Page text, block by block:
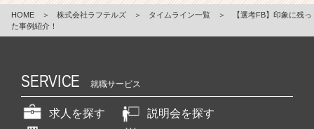
HOME ＞ 株式会社ラフテルズ ＞ タイムライン一覧 ＞
【選考FB】印象に残っ
た事例紹介！
SERVICE 就職サービス
求人を探す
説明会を探す